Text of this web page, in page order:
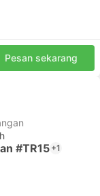
Pesan sekarang
#TR15 +1